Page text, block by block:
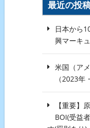
最近の投
日本から
興マーキ
米国（ア
（2023年
【重要】
BOI(受益